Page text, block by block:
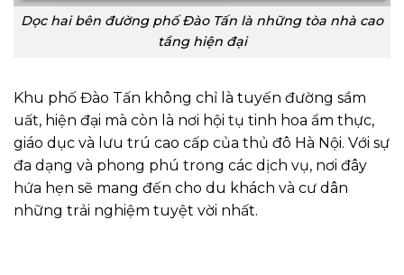
Dọc hai bên đường phố Đào Tấn là những tòa nhà cao
tầng hiện đại
Khu phố Đào Tấn không chỉ là tuyến đường sầm
uất, hiện đại mà còn là nơi hội tụ tinh hoa ẩm thực,
giáo dục và lưu trú cao cấp của thủ đô Hà Nội. Với sự
đa dạng và phong phú trong các dịch vụ, nơi đây
hứa hẹn sẽ mang đến cho du khách và cư dân
những trải nghiệm tuyệt vời nhất.